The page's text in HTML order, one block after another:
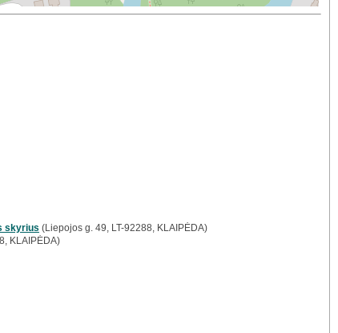
skyrius (Liepojos g. 49, LT-92288, KLAIPĖDA)
KLAIPĖDA)